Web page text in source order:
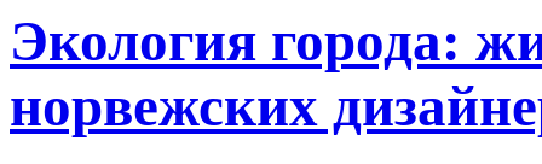
Экология города:
норвежских